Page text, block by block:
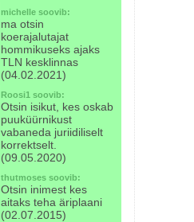
michelle soovib:
ma otsin
koerajalutajat
hommikuseks ajaks
TLN kesklinnas
(04.02.2021)
Roosi1 soovib:
Otsin isikut, kes oskab
puuküürnikust
vabaneda juriidiliselt
korrektselt.
(09.05.2020)
thutmoses soovib:
Otsin inimest kes
aitaks teha äriplaani
(02.07.2015)